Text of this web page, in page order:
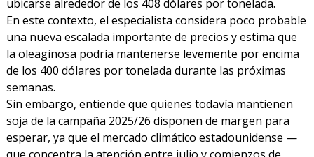
ubicarse alrededor de los 408 dólares por tonelada.
En este contexto, el especialista considera poco probable
una nueva escalada importante de precios y estima que
la oleaginosa podría mantenerse levemente por encima
de los 400 dólares por tonelada durante las próximas
semanas.
Sin embargo, entiende que quienes todavía mantienen
soja de la campaña 2025/26 disponen de margen para
esperar, ya que el mercado climático estadounidense —